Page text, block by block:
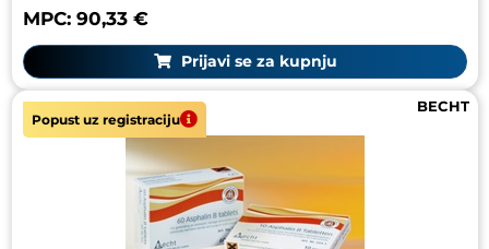
MPC: 90,33 €
Prijavi se za kupnju
Popust uz registraciju
BECHT